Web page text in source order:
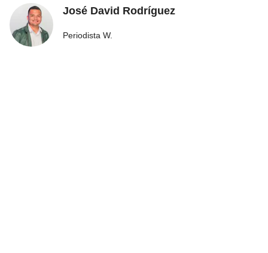
José David Rodríguez
Periodista W.